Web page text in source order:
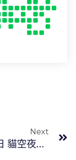
Next
4月30日 貓空夜騎團